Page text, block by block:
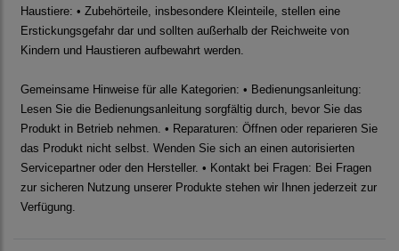
Haustiere: • Zubehörteile, insbesondere Kleinteile, stellen eine
Erstickungsgefahr dar und sollten außerhalb der Reichweite von
Kindern und Haustieren aufbewahrt werden.
Gemeinsame Hinweise für alle Kategorien: • Bedienungsanleitung:
Lesen Sie die Bedienungsanleitung sorgfältig durch, bevor Sie das
Produkt in Betrieb nehmen. • Reparaturen: Öffnen oder reparieren Sie
das Produkt nicht selbst. Wenden Sie sich an einen autorisierten
Servicepartner oder den Hersteller. • Kontakt bei Fragen: Bei Fragen
zur sicheren Nutzung unserer Produkte stehen wir Ihnen jederzeit zur
Verfügung.